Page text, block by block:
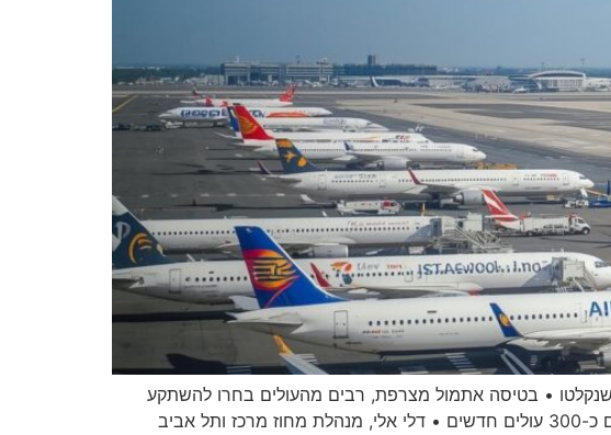
העולים החדשים שנקלטו • בטיסה אתמול מצרפת, רבים מהעולים בחרו להשתקע
ברעננה ובנתניה • ערים נוספות בשרון שבלטו הן: הרצליה עם יותר מ־300 עולים חדשים ופתח תקווה עם כ-300 עולים חדשים • דלי אלי, מנהלת מחוז מרכז ותל אביב